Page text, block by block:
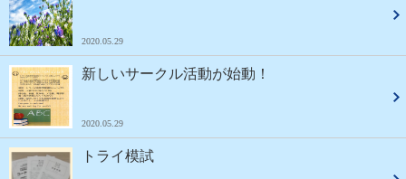
2020.05.29
新しいサークル活動が始動！
2020.05.29
トライ模試